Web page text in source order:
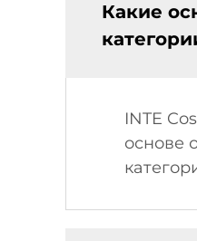
Какие
INTE
основе